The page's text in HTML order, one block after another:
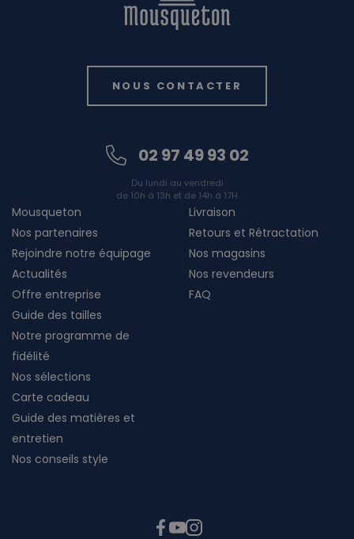
NOUS CONTACTER
02 97 49 93 02
Du lundi au vendredi
de 10h à 13h et de 14h à 17H
Mousqueton
Nos partenaires
Rejoindre notre équipage
Actualités
Offre entreprise
Livraison
Retours et Rétractation
Nos magasins
Nos revendeurs
FAQ
Guide des tailles
Notre programme de
fidélité
Nos sélections
Carte cadeau
Guide des matières et
entretien
Nos conseils style